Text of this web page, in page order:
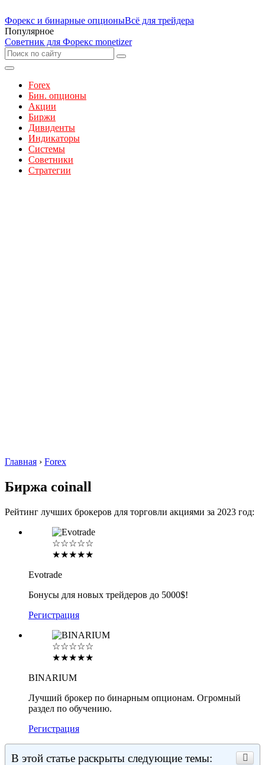
Форекс и бинарные опционыВсё для трейдера
Популярное
Советник для Форекс monetizer
Forex
Бин. опционы
Акции
Биржи
Дивиденты
Индикаторы
Системы
Советники
Стратегии
Главная › Forex
Биржа coinall
Рейтинг лучших брокеров для торговли акциями за 2023 год:
☆☆☆☆☆
★★★★★
Evotrade
Бонусы для новых трейдеров до 5000$!
Регистрация
☆☆☆☆☆
★★★★★
BINARIUM
Лучший брокер по бинарным опционам. Огромный
раздел по обучению.
Регистрация
В этой статье раскрыты следующие темы: